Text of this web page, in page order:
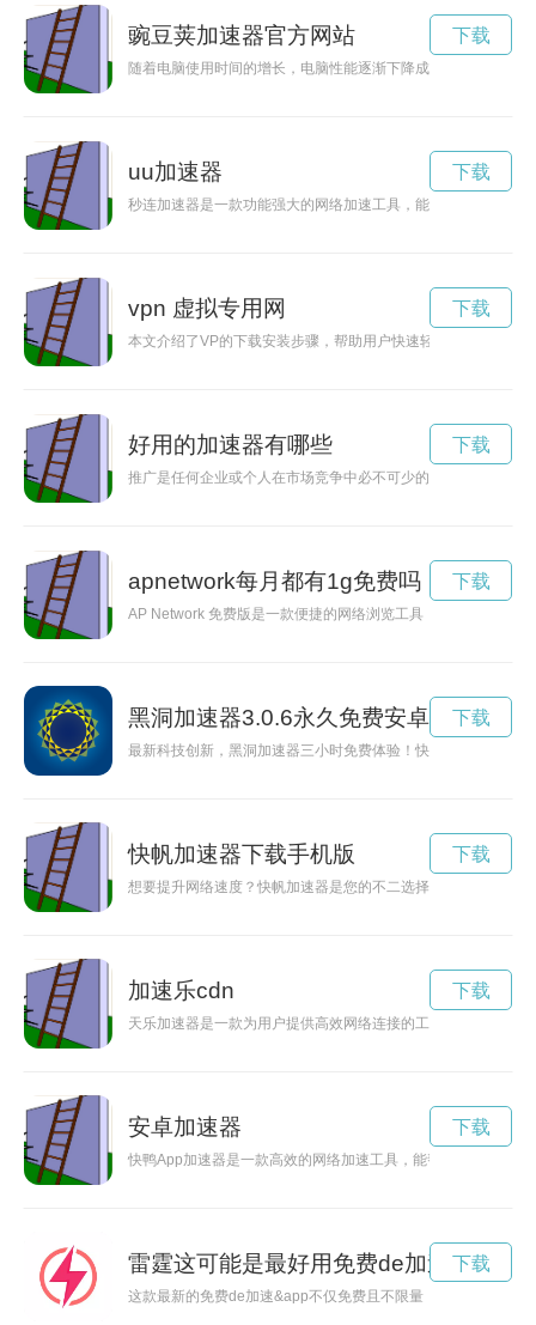
豌豆荚加速器官方网站
随着电脑使用时间的增长，电脑性能逐渐下降成为许多人的困
下载
uu加速器
秒连加速器是一款功能强大的网络加速工具，能够帮助用户提
下载
vpn 虚拟专用网
本文介绍了VP的下载安装步骤，帮助用户快速轻松地完成软件
下载
好用的加速器有哪些
推广是任何企业或个人在市场竞争中必不可少的一环，而合适
下载
apnetwork每月都有1g免费吗
AP Network 免费版是一款便捷的网络浏览工具，为用户提供免
下载
黑洞加速器3.0.6永久免费安卓版
最新科技创新，黑洞加速器三小时免费体验！快来体验黑洞的
下载
快帆加速器下载手机版
想要提升网络速度？快帆加速器是您的不二选择！现在赶快下
下载
加速乐cdn
天乐加速器是一款为用户提供高效网络连接的工具，能够帮助
下载
安卓加速器
快鸭App加速器是一款高效的网络加速工具，能帮助用户解决
下载
雷霆这可能是最好用免费de加速
这款最新的免费de加速&app不仅免费且不限量，而且采用最新
下载